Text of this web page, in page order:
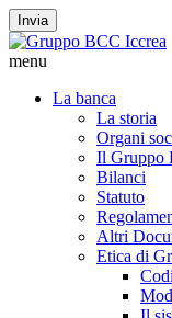
Invia
menu
La banca
La storia
Organi
Il Gruppo
Bilanci
Statuto
Altri
Etica di